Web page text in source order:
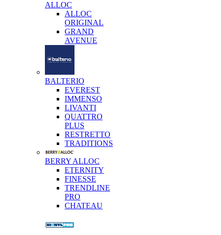
ALLOC
ALLOC
ORIGINAL
GRAND
AVENUE
BALTERIO
EVEREST
IMMENSO
LIVANTI
QUATTRO
PLUS
RESTRETTO
TRADITIONS
BERRY ALLOC
ETERNITY
FINESSE
TRENDLINE
PRO
CHATEAU